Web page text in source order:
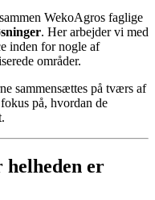
WekoAgros faglige
. Her arbejder vi med
inden for nogle af
områder.
sammensættes på tværs af
på, hvordan de
er